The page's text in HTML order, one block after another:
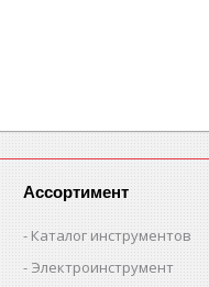
Ассортимент
Каталог инструментов
Электроинструмент